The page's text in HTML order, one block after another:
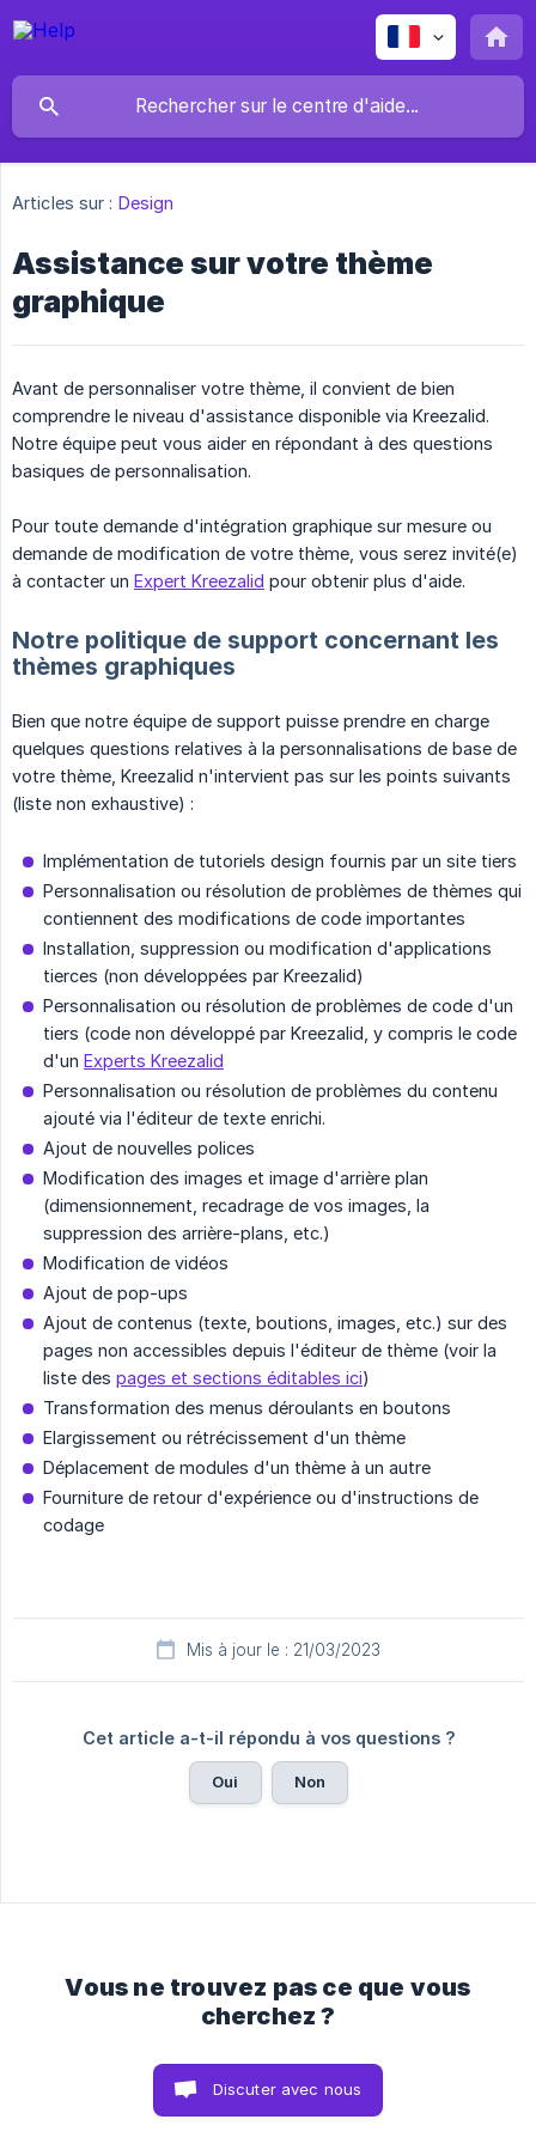
Articles sur : Design
Assistance sur votre thème
graphique
Avant de personnaliser votre thème, il convient de bien
comprendre le niveau d'assistance disponible via Kreezalid.
Notre équipe peut vous aider en répondant à des questions
basiques de personnalisation.
Pour toute demande d'intégration graphique sur mesure ou
demande de modification de votre thème, vous serez invité(e)
à contacter un Expert Kreezalid pour obtenir plus d'aide.
Notre politique de support concernant les
thèmes graphiques
Bien que notre équipe de support puisse prendre en charge
quelques questions relatives à la personnalisations de base de
votre thème, Kreezalid n'intervient pas sur les points suivants
(liste non exhaustive) :
Implémentation de tutoriels design fournis par un site tiers
Personnalisation ou résolution de problèmes de thèmes qui
contiennent des modifications de code importantes
Installation, suppression ou modification d'applications
tierces (non développées par Kreezalid)
Personnalisation ou résolution de problèmes de code d'un
tiers (code non développé par Kreezalid, y compris le code
d'un Experts Kreezalid
Personnalisation ou résolution de problèmes du contenu
ajouté via l'éditeur de texte enrichi.
Ajout de nouvelles polices
Modification des images et image d'arrière plan
(dimensionnement, recadrage de vos images, la
suppression des arrière-plans, etc.)
Modification de vidéos
Ajout de pop-ups
Ajout de contenus (texte, boutions, images, etc.) sur des
pages non accessibles depuis l'éditeur de thème (voir la
liste des pages et sections éditables ici)
Transformation des menus déroulants en boutons
Elargissement ou rétrécissement d'un thème
Déplacement de modules d'un thème à un autre
Fourniture de retour d'expérience ou d'instructions de
codage
Mis à jour le : 21/03/2023
Cet article a-t-il répondu à vos questions ?
Oui Non
Vous ne trouvez pas ce que vous
cherchez ?
Discuter avec nous